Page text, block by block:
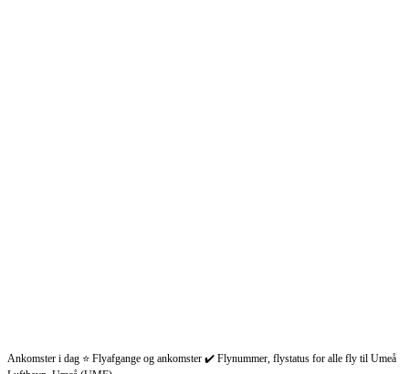
Ankomster i dag ⭐ Flyafgange og ankomster ✔️ Flynummer, flystatus for alle fly til Umeå